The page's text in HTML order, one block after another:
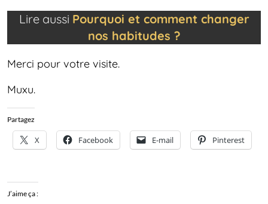
Lire aussi Pourquoi et comment changer
nos habitudes ?
Merci pour votre visite.
Muxu.
Partagez
X Facebook E-mail Pinterest
J’aime ça :